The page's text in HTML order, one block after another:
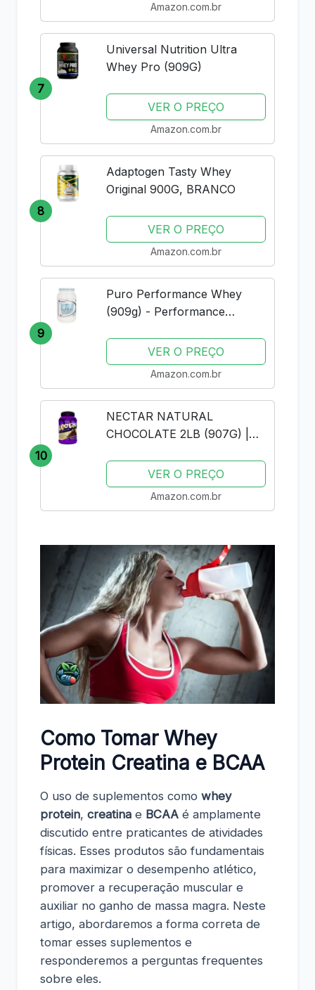
Amazon.com.br
7
Universal Nutrition Ultra
Whey Pro (909G)
VER O PREÇO
Amazon.com.br
8
Adaptogen Tasty Whey
Original 900G, BRANCO
VER O PREÇO
Amazon.com.br
9
Puro Performance Whey
(909g) - Performance
VER O PREÇO
Amazon.com.br
10
NECTAR NATURAL
CHOCOLATE 2LB (907G) |
ISOLADOVER O PREÇO
Amazon.com.br
Como Tomar Whey
Protein Creatina e BCAA
O uso de suplementos como whey
protein, creatina e BCAA é amplamente
discutido entre praticantes de atividades
físicas. Esses produtos são fundamentais
para maximizar o desempenho atlético,
promover a recuperação muscular e
auxiliar no ganho de massa magra. Neste
artigo, abordaremos a forma correta de
tomar esses suplementos e
responderemos a perguntas frequentes
sobre eles.